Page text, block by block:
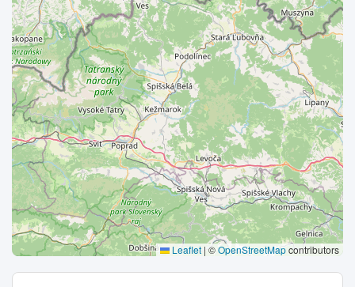
Leaflet | ©OpenStreetMapcontributors